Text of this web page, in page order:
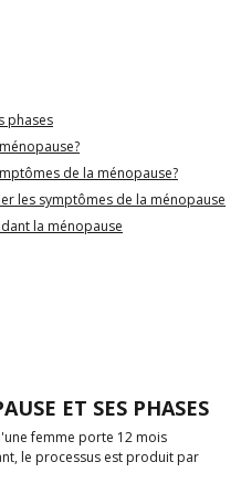
phases
de la ménopause?
les symptômes de la ménopause
la ménopause
ET SES PHASES
femme porte 12 mois
le processus est produit par